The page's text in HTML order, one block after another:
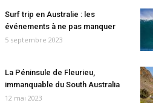
Surf trip en Australie : les
événements à ne pas manquer
5 septembre 2023
La Péninsule de Fleurieu,
immanquable du South Australia
12 mai 2023